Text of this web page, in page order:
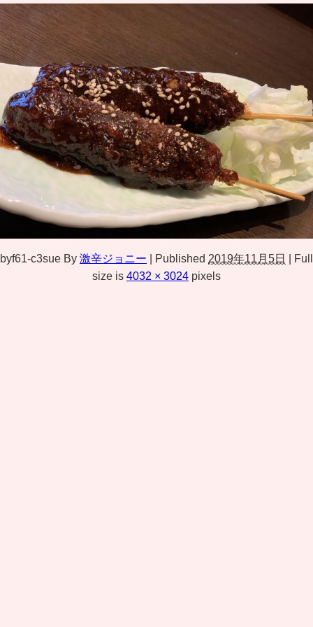
byf61-c3sue By 激辛ジョニー Published 2019年11月5日
Full
size is 4032 × 3024 pixels